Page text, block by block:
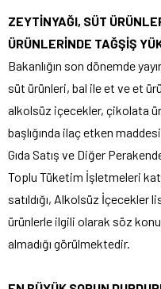
ZEYTİNYAĞI, SÜT
ÜRÜNLERİNDE TAĞŞİŞ
Bakanlığın son dönemde
süt ürünleri, bal ile et ve et
alkolsüz içecekler, çikolata
başlığında ilaç etken
Gıda Satış ve Diğer
Toplu Tüketim İşletmeleri
satıldığı, Alkolsüz
ürünlerle ilgili olarak söz
almadığı görülmektedir.